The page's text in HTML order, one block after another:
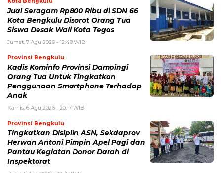
Jual Seragam Rp800 Ribu di SDN 66
Kota Bengkulu Disorot Orang Tua
Siswa Desak Wali Kota Tegas
Jumat, 7 Agu 2026 - 12:48 WIB
Provinsi Bengkulu
Kadis Kominfo Provinsi Dampingi
Orang Tua Untuk Tingkatkan
Penggunaan Smartphone Terhadap
Anak
Kamis, 6 Agu 2026 - 20:17 WIB
Provinsi Bengkulu
Tingkatkan Disiplin ASN, Sekdaprov
Herwan Antoni Pimpin Apel Pagi dan
Pantau Kegiatan Donor Darah di
Inspektorat